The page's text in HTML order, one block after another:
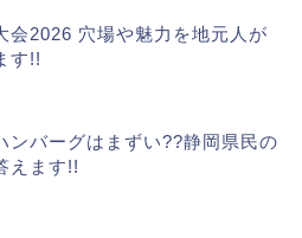
会2026 穴場や魅力を地元人が
す!!
ンバーグはまずい??静岡県民の
えます!!